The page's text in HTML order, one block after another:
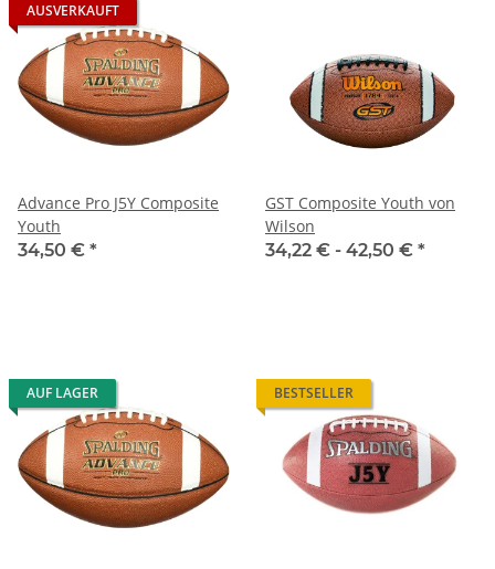
AUSVERKAUFT
Advance Pro J5Y Composite
Youth
34,50 € *
GST Composite Youth von
Wilson
34,22 € - 42,50 € *
AUF LAGER BESTSELLER